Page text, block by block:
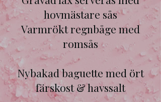
hovmästare sås
Varmrökt regnbåge med
romsås
Nybakad baguette med ört
färskost & havssalt